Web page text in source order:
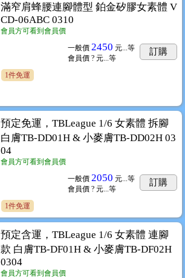
滿窄肩蜂腰連腳體型 鉑金矽膠女素體 V
CD-06ABC 0310
會員方可看到會員價
一般價 2450 元... 等
會員價 ? 元... 等
訂購
1件免運
預定免運，TBLeague 1/6 女素體 拆腳
白膚TB-DD01H & 小麥膚TB-DD02H 03
04
會員方可看到會員價
一般價 2050 元... 等
會員價 ? 元... 等
訂購
1件免運
預定含運，TBLeague 1/6 女素體 連腳
款 白膚TB-DF01H & 小麥膚TB-DF02H
0304
會員方可看到會員價